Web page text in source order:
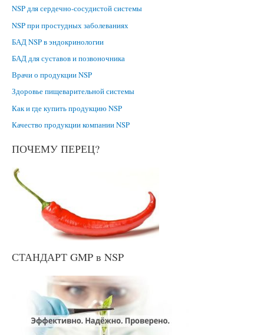
NSP для сердечно-сосудистой системы
NSP при простудных заболеваниях
БАД NSP в эндокринологии
БАД для суставов и позвоночника
Врачи о продукции NSP
Здоровье пищеварительной системы
Как и где купить продукцию NSP
Качество продукции компании NSP
ПОЧЕМУ ПЕРЕЦ?
СТАНДАРТ GMP в NSP